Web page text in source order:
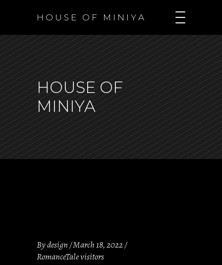
H O U S E O F M I N I Y A
HOUSE OF
MINIYA
Bydesign March 18, 2022
RomanceTale visitors